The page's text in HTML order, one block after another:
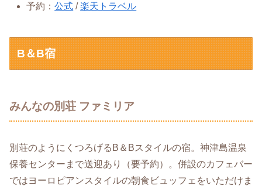
予約：公式 /楽天トラベル
B＆B宿
みんなの別荘 ファミリア
別荘のようにくつろげるB＆Bスタイルの宿。神津島温泉
保養センターまで送迎あり（要予約）。併設のカフェバー
ではヨーロピアンスタイルの朝食ビュッフェをいただけま